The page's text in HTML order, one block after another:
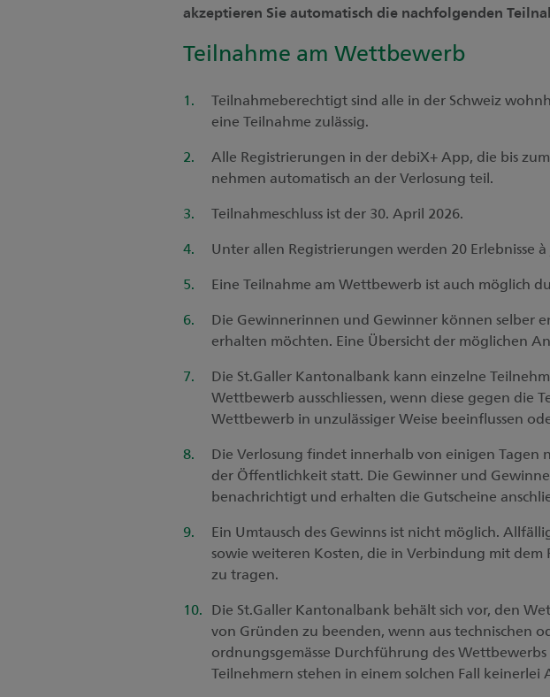
akzeptieren Sie automatisch die nachfolgenden
Teilnahme am Wettbewerb
Teilnahmeberechtigt sind alle in der Schweiz
eine Teilnahme zulässig.
Alle Registrierungen in der debiX+ App, die bis
nehmen automatisch an der Verlosung teil.
Teilnahmeschluss ist der 30. April 2026.
Unter allen Registrierungen werden 20 Erlebnisse à
Eine Teilnahme am Wettbewerb ist auch möglich
Die Gewinnerinnen und Gewinner können selber
erhalten möchten. Eine Übersicht der möglichen
Die St.Galler Kantonalbank kann einzelne
Wettbewerb ausschliessen, wenn diese gegen die
Wettbewerb in unzulässiger Weise beeinflussen
Die Verlosung findet innerhalb von einigen Tagen
der Öffentlichkeit statt. Die Gewinner und
benachrichtigt und erhalten die Gutscheine
Ein Umtausch des Gewinns ist nicht möglich.
sowie weiteren Kosten, die in Verbindung mit dem
zu tragen.
Die St.Galler Kantonalbank behält sich vor, den
von Gründen zu beenden, wenn aus technischen
ordnungsgemässe Durchführung des
Teilnehmern stehen in einem solchen Fall